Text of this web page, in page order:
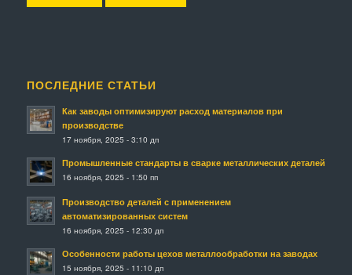
ПОСЛЕДНИЕ СТАТЬИ
Как заводы оптимизируют расход материалов при
производстве
17 ноября, 2025 - 3:10 дп
Промышленные стандарты в сварке металлических деталей
16 ноября, 2025 - 1:50 пп
Производство деталей с применением
автоматизированных систем
16 ноября, 2025 - 12:30 дп
Особенности работы цехов металлообработки на заводах
15 ноября, 2025 - 11:10 дп